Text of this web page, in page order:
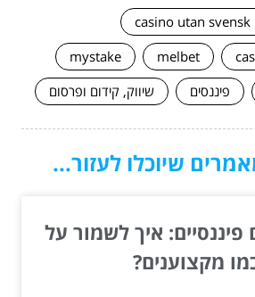
casino utan svensk
melbet
mystake
פיננסים שיווק, קידום ופרסום
שיוכלו לעזור...
פיננסיים: איך לשמור על
מקצוענים?